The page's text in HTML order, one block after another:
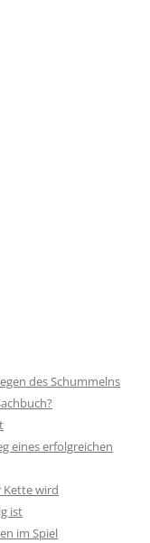
des Schummelns
eines erfolgreichen
Kette wird
ist
im Spiel